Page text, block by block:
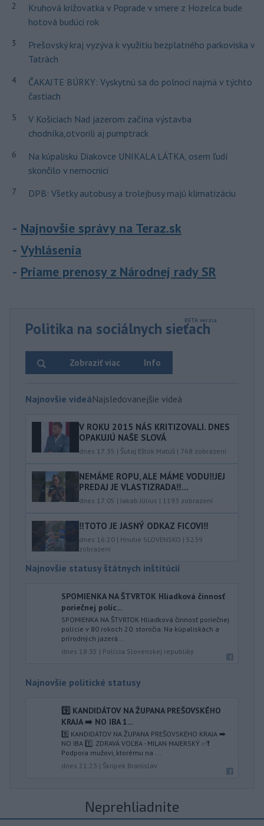
2
Kruhová križovatka v Poprade v smere z Hozelca bude
hotová budúci rok
3
Prešovský kraj vyzýva k využitiu bezplatného parkoviska v
Tatrách
4
ČAKAJTE BÚRKY: Vyskytnú sa do polnoci najmä v týchto
častiach
5
V Košiciach Nad jazerom začína výstavba
chodníka,otvorili aj pumptrack
6
Na kúpalisku Diakovce UNIKALA LÁTKA, osem ľudí
skončilo v nemocnici
7 DPB: Všetky autobusy a trolejbusy majú klimatizáciu
Najnovšie správy na Teraz.sk
Vyhlásenia
Priame prenosy z Národnej rady SR
Politika na sociálnych sieťach
Info
Zobraziť viac
Najnovšie videáNajsledovanejšie videá
V ROKU 2015 NÁS KRITIZOVALI. DNES
OPAKUJÚ NAŠE SLOVÁ
dnes 17:35 | Šutaj Eštok Matúš | 768 zobrazení
NEMÁME ROPU, ALE MÁME VODU‼️JEJ
PREDAJ JE VLASTIZRADA‼️...
dnes 17:05 |Jakab Július | 1193 zobrazení
‼️TOTO JE JASNÝ ODKAZ FICOVI‼️
dnes 16:20 | Hnutie SLOVENSKO | 5239
zobrazení
Najnovšie statusy štátnych inštitúcií
SPOMIENKA NA ŠTVRTOK Hliadková činnosť
poriečnej políc...
SPOMIENKA NA ŠTVRTOK Hliadková činnosť poriečnej
polície v 80 rokoch 20. storočia. Na kúpaliskách a
prírodných jazerá...
dnes 18:35 | Polícia Slovenskej republiky
Najnovšie politické statusy
9️⃣ KANDIDÁTOV NA ŽUPANA PREŠOVSKÉHO
KRAJA ➡️ NO IBA 1️...
9️⃣ KANDIDÁTOV NA ŽUPANA PREŠOVSKÉHO KRAJA ➡️
NO IBA 1️⃣. ZDRAVÁ VOĽBA - MILAN MAJERSKÝ ✅️❗️
Podpora mužovi, ktorému na ...
dnes 21:23 | Škripek Branislav
Neprehliadnite